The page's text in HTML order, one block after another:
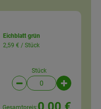
Eichblatt grün
2,59 € / Stück
Stück
Artikelanzahl